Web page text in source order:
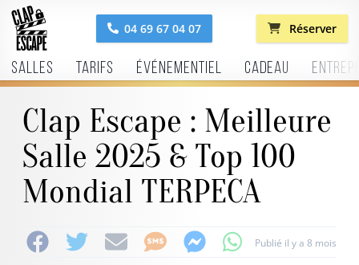
04 69 67 04 07 Réserver
Salles Tarifs Événementiel Cadeau
Clap Escape : Meilleure
Salle 2025 & Top 100
Mondial TERPECA
Publié il y a 8 mois